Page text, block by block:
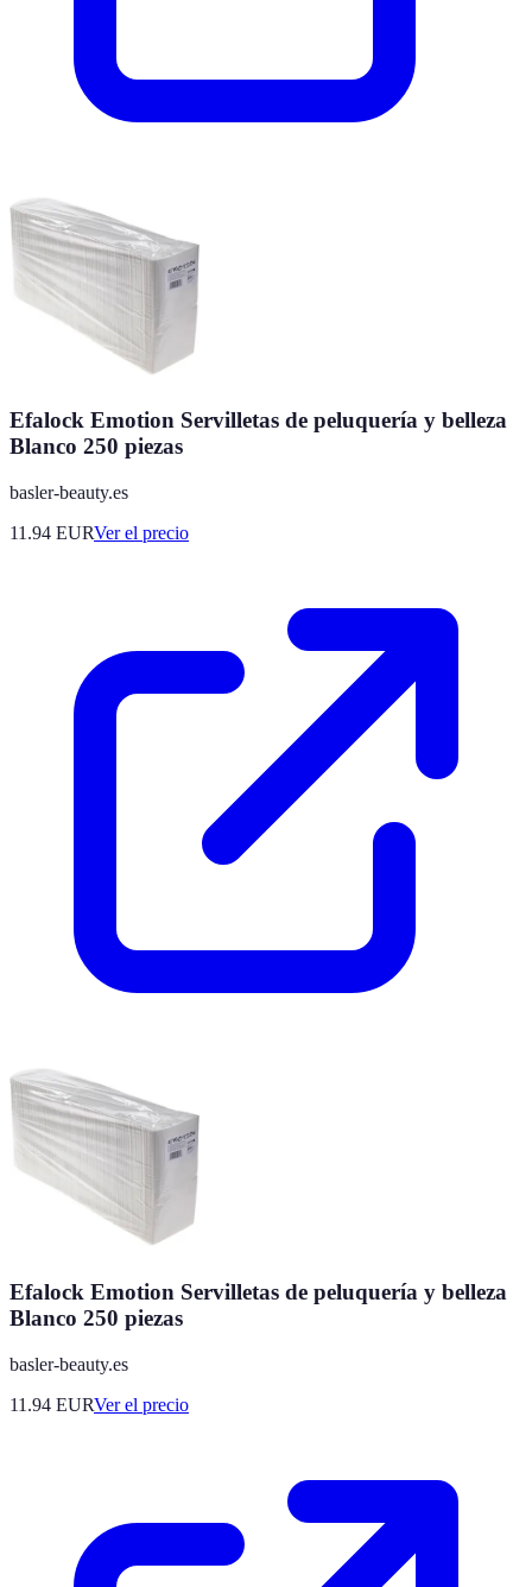
Efalock Emotion Servilletas de peluquería y belleza
Blanco 250 piezas
basler-beauty.es
11.94 EURVer el precio
Efalock Emotion Servilletas de peluquería y belleza
Blanco 250 piezas
basler-beauty.es
11.94 EURVer el precio